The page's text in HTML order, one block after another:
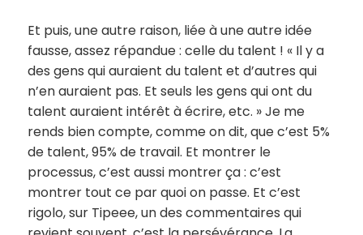
Et puis, une autre raison, liée à une autre idée
fausse, assez répandue : celle du talent ! « Il y a
des gens qui auraient du talent et d’autres qui
n’en auraient pas. Et seuls les gens qui ont du
talent auraient intérêt à écrire, etc. » Je me
rends bien compte, comme on dit, que c’est 5%
de talent, 95% de travail. Et montrer le
processus, c’est aussi montrer ça : c’est
montrer tout ce par quoi on passe. Et c’est
rigolo, sur Tipeee, un des commentaires qui